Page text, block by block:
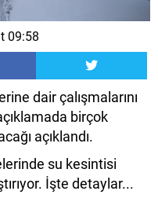
09:58
dair çalışmalarını
birçok
açıklandı.
su kesintisi
İşte detaylar...